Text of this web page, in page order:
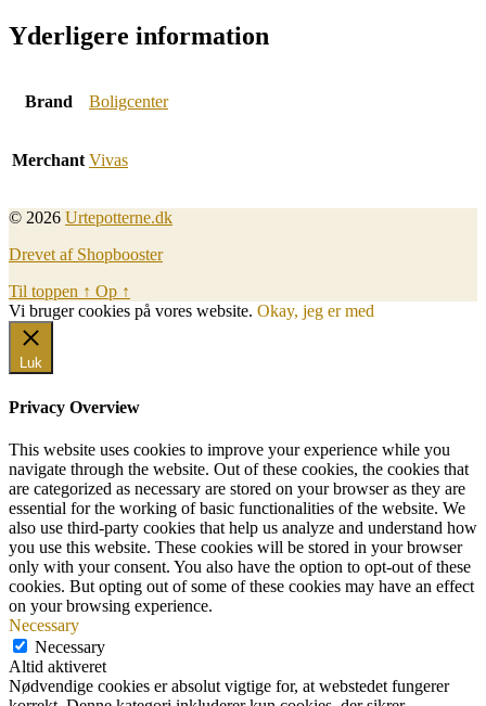
Yderligere information
Brand Boligcenter
Merchant Vivas
© 2026 Urtepotterne.dk
Drevet af Shopbooster
Til toppen ↑ Op ↑
Vi bruger cookies på vores website. Okay, jeg er med
Luk
Privacy Overview
This website uses cookies to improve your experience while you
navigate through the website. Out of these cookies, the cookies that
are categorized as necessary are stored on your browser as they are
essential for the working of basic functionalities of the website. We
also use third-party cookies that help us analyze and understand how
you use this website. These cookies will be stored in your browser
only with your consent. You also have the option to opt-out of these
cookies. But opting out of some of these cookies may have an effect
on your browsing experience.
Necessary
Necessary
Altid aktiveret
Nødvendige cookies er absolut vigtige for, at webstedet fungerer